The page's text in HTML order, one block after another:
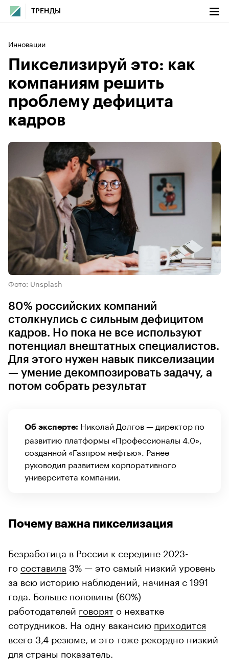
ТРЕНДЫ
Инновации
Пикселизируй это: как
компаниям решить
проблему дефицита
кадров
Фото: Unsplash
80% российских компаний
столкнулись с сильным дефицитом
кадров. Но пока не все используют
потенциал внештатных специалистов.
Для этого нужен навык пикселизации
— умение декомпозировать задачу, а
потом собрать результат
Об эксперте: Николай Долгов — директор по
развитию платформы «Профессионалы 4.0»,
созданной «Газпром нефтью». Ранее
руководил развитием корпоративного
университета компании.
Почему важна пикселизация
Безработица в России к середине 2023-
го составила 3% — это самый низкий уровень
за всю историю наблюдений, начиная с 1991
года. Больше половины (60%)
работодателей говорят о нехватке
сотрудников. На одну вакансию приходится
всего 3,4 резюме, и это тоже рекордно низкий
для страны показатель.